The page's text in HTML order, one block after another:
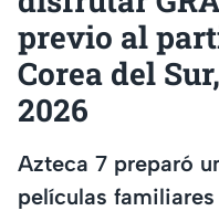
previo al
Corea del
2026
Azteca 7 preparó
películas